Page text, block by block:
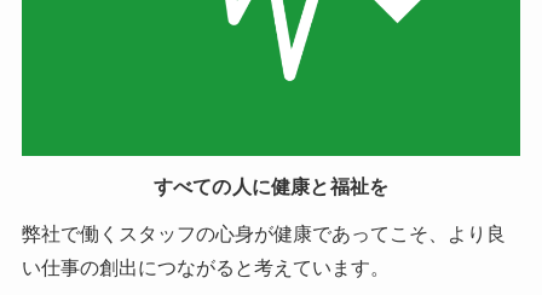
すべての人に健康と福祉を
弊社で働くスタッフの心身が健康であってこそ、より良
い仕事の創出につながると考えています。